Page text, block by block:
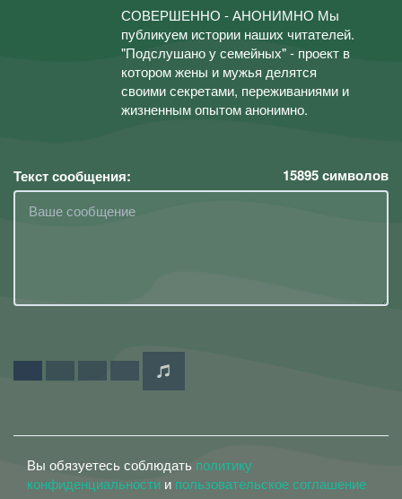
СОВЕРШЕННО - АНОНИМНО Мы
публикуем истории наших читателей.
"Подслушано у семейных" - проект в
котором жены и мужья делятся
своими секретами, переживаниями и
жизненным опытом анонимно.
Текст сообщения: 15895символов
Вы обязуетесь соблюдать политику
конфиденциальности и пользовательское соглашение